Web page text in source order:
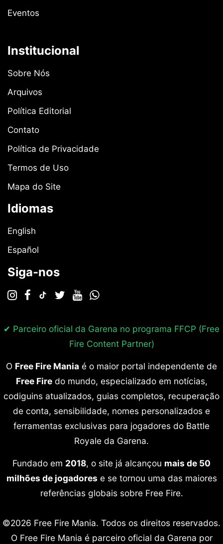
Eventos
Institucional
Sobre Nós
Arquivos
Política Editorial
Contato
Política de Privacidade
Termos de Uso
Mapa do Site
Idiomas
English
Español
Siga-nos
✔ Parceiro oficial da Garena no programa FFCP (Free
Fire Content Partner)
O Free Fire Mania é o maior portal independente de
Free Firedo mundo, especializado em notícias,
codiguins atualizados, guias completos, recuperação
de conta, sensibilidade, nomes personalizados e
ferramentas exclusivas para jogadores do Battle
Royale da Garena.
Fundado em 2018, o site já alcançou mais de 50
milhões de jogadores e se tornou uma das maiores
referências globais sobre Free Fire.
©2026 Free Fire Mania. Todos os direitos reservados.
O Free Fire Mania é parceiro oficial da Garena por